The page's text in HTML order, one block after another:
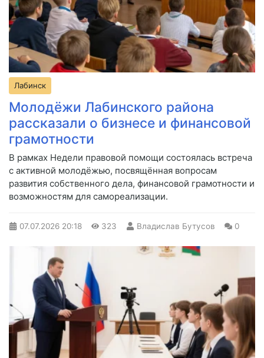
Лабинск
Молодёжи Лабинского района
рассказали о бизнесе и финансовой
грамотности
В рамках Недели правовой помощи состоялась встреча
с активной молодёжью, посвящённая вопросам
развития собственного дела, финансовой грамотности и
возможностям для самореализации.
07.07.2026 20:18 323 Владислав Бутусов 0